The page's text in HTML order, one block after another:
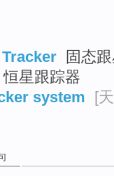
固态
恒星跟踪器
system [